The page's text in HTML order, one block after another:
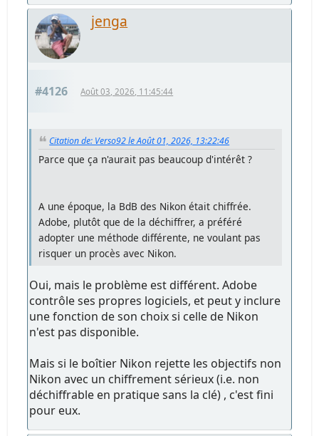
jenga
#4126 Août 03, 2026, 11:45:44
Citation de: Verso92 le Août 01, 2026, 13:22:46
Parce que ça n'aurait pas beaucoup d'intérêt ?
A une époque, la BdB des Nikon était chiffrée.
Adobe, plutôt que de la déchiffrer, a préféré
adopter une méthode différente, ne voulant pas
risquer un procès avec Nikon.
Oui, mais le problème est différent. Adobe
contrôle ses propres logiciels, et peut y inclure
une fonction de son choix si celle de Nikon
n'est pas disponible.
Mais si le boîtier Nikon rejette les objectifs non
Nikon avec un chiffrement sérieux (i.e. non
déchiffrable en pratique sans la clé) , c'est fini
pour eux.